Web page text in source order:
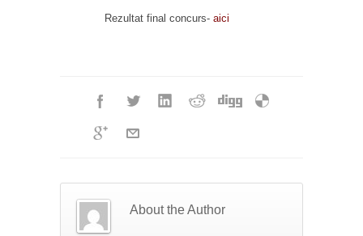
Rezultat final concurs- aici
About the Author